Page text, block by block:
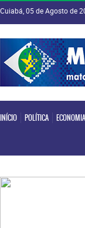
Cuiabá, 05 de Agosto de
INÍCIO POLÍTICA ECONOMIA
INÍCIO POLÍTICA ECONOMIA